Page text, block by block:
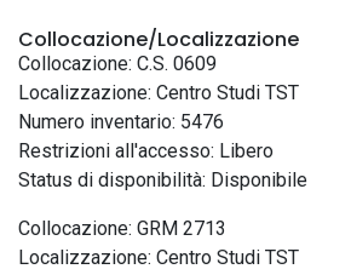
Collocazione/Localizzazione
Collocazione: C.S. 0609
Localizzazione: Centro Studi TST
Numero inventario: 5476
Restrizioni all'accesso: Libero
Status di disponibilità: Disponibile
Collocazione: GRM 2713
Localizzazione: Centro Studi TST